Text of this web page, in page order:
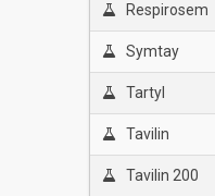
Respirosem
Symtay
Tartyl
Tavilin
Tavilin 200